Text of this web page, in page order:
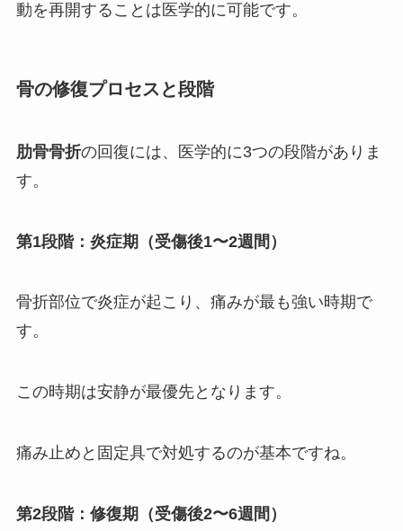
動を再開することは医学的に可能です。
骨の修復プロセスと段階
肋骨骨折の回復には、医学的に3つの段階がありま
す。
第1段階：炎症期（受傷後1〜2週間）
骨折部位で炎症が起こり、痛みが最も強い時期で
す。
この時期は安静が最優先となります。
痛み止めと固定具で対処するのが基本ですね。
第2段階：修復期（受傷後2〜6週間）